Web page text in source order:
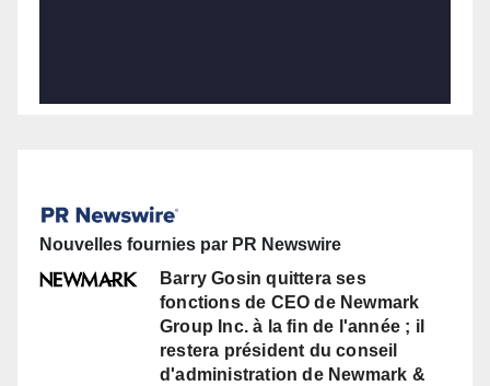
Nouvelles fournies par PR Newswire
Barry Gosin quittera ses
fonctions de CEO de Newmark
Group Inc. à la fin de l'année ; il
restera président du conseil
d'administration de Newmark &